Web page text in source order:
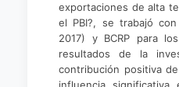
exportaciones de alta
el PBI?, se trabajó
2017) y BCRP para
resultados de la
contribución positiva